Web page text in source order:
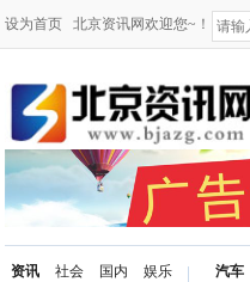
设为首页 北京资讯网欢迎您~！
资讯
社会
国内
娱乐
汽车